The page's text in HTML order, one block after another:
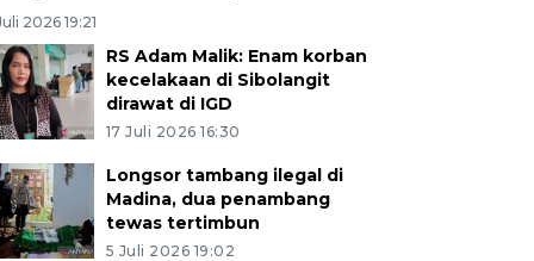
2026 19:21
RS Adam Malik: Enam korban
kecelakaan di Sibolangit
dirawat di IGD
17 Juli 2026 16:30
Longsor tambang ilegal di
Madina, dua penambang
tewas tertimbun
5 Juli 2026 19:02